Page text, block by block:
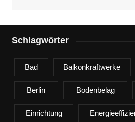
Schlagwörter
Bad Balkonkraftwerke
Berlin Bodenbelag
Einrichtung